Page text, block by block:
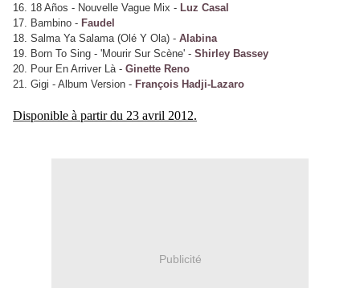
16. 18 Años - Nouvelle Vague Mix - Luz Casal
17. Bambino - Faudel
18. Salma Ya Salama (Olé Y Ola) - Alabina
19. Born To Sing - 'Mourir Sur Scène' - Shirley Bassey
20. Pour En Arriver Là - Ginette Reno
21. Gigi - Album Version - François Hadji-Lazaro
Disponible à partir du 23 avril 2012.
Publicité